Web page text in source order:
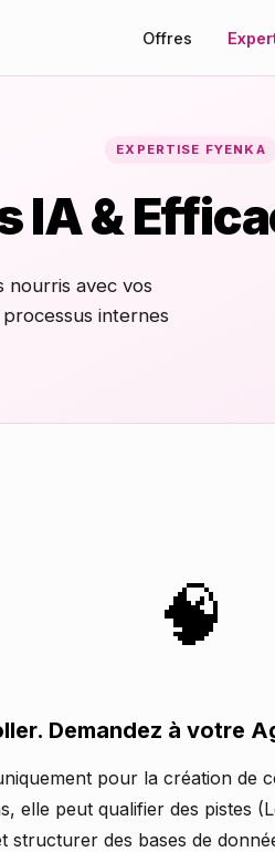
Offres
EXPERTISE FYENKA
IA &
avec vos
internes
🧠
Demandez à votre
pour la création de
elle peut qualifier des pistes
structurer des bases de